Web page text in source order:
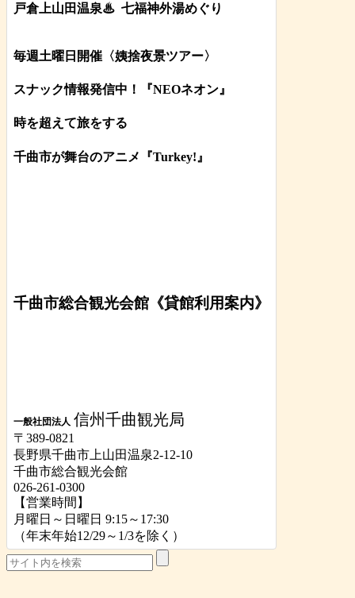
戸倉上山田温泉♨ 七福神外湯めぐり
毎週土曜日開催〈姨捨夜景ツアー〉
スナック情報発信中！『NEOネオン』
時を超えて旅をする
千曲市が舞台のアニメ『Turkey!』
千曲市総合観光会館《貸館利用案内》
一般社団法人 信州千曲観光局
〒389-0821
長野県千曲市上山田温泉2-12-10
千曲市総合観光会館
026-261-0300
【営業時間】
月曜日～日曜日 9:15～17:30
（年末年始12/29～1/3を除く）